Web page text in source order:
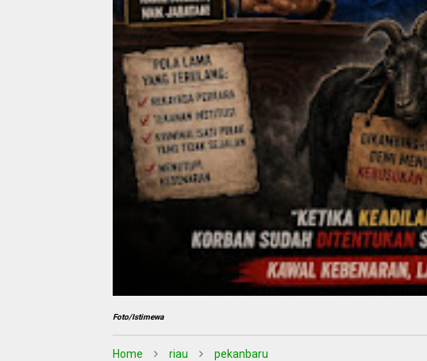
Foto/Istimewa
Home riau pekanbaru